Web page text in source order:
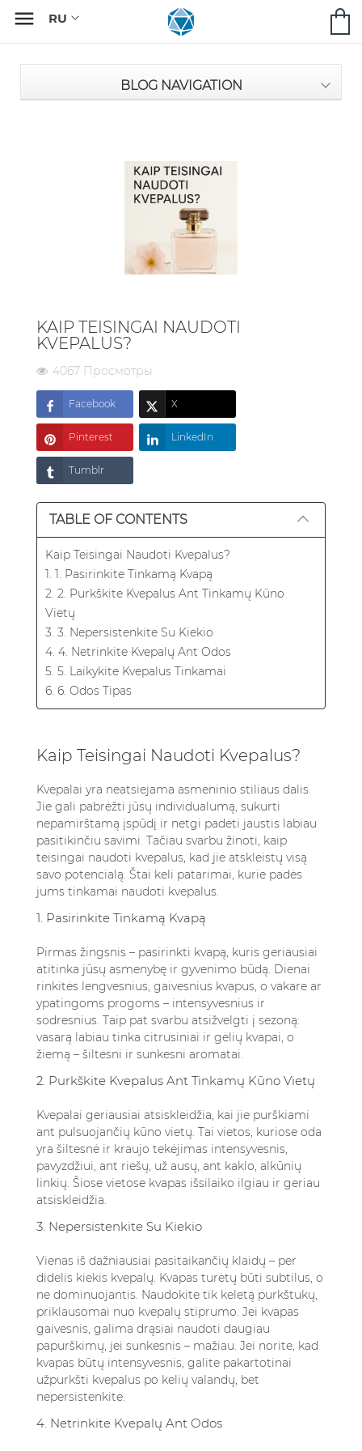

BLOG NAVIGATION
KAIP TEISINGAI NAUDOTI
KVEPALUS?
4067 Просмотры
Facebook X
Pinterest LinkedIn
Tumblr
TABLE OF CONTENTS
Kaip Teisingai Naudoti Kvepalus?
1. 1. Pasirinkite Tinkamą Kvapą
2. 2. Purkškite Kvepalus Ant Tinkamų Kūno
Vietų
3. 3. Nepersistenkite Su Kiekio
4. 4. Netrinkite Kvepalų Ant Odos
5. 5. Laikykite Kvepalus Tinkamai
6. 6. Odos Tipas
Kaip Teisingai Naudoti Kvepalus?
Kvepalai yra neatsiejama asmeninio stiliaus dalis.
Jie gali pabrėžti jūsų individualumą, sukurti
nepamirštamą įspūdį ir netgi padėti jaustis labiau
pasitikinčiu savimi. Tačiau svarbu žinoti, kaip
teisingai naudoti kvepalus, kad jie atskleistų visą
savo potencialą. Štai keli patarimai, kurie padės
jums tinkamai naudoti kvepalus.
1. Pasirinkite Tinkamą Kvapą
Pirmas žingsnis – pasirinkti kvapą, kuris geriausiai
atitinka jūsų asmenybę ir gyvenimo būdą. Dienai
rinkitės lengvesnius, gaivesnius kvapus, o vakare ar
ypatingoms progoms – intensyvesnius ir
sodresnius. Taip pat svarbu atsižvelgti į sezoną:
vasarą labiau tinka citrusiniai ir gėlių kvapai, o
žiemą – šiltesni ir sunkesni aromatai.
2. Purkškite Kvepalus Ant Tinkamų Kūno Vietų
Kvepalai geriausiai atsiskleidžia, kai jie purškiami
ant pulsuojančių kūno vietų. Tai vietos, kuriose oda
yra šiltesnė ir kraujo tekėjimas intensyvesnis,
pavyzdžiui, ant riešų, už ausų, ant kaklo, alkūnių
linkių. Šiose vietose kvapas išsilaiko ilgiau ir geriau
atsiskleidžia.
3. Nepersistenkite Su Kiekio
Vienas iš dažniausiai pasitaikančių klaidų – per
didelis kiekis kvepalų. Kvapas turėtų būti subtilus, o
ne dominuojantis. Naudokite tik keletą purkštukų,
priklausomai nuo kvepalų stiprumo. Jei kvapas
gaivesnis, galima drąsiai naudoti daugiau
papurškimų, jei sunkesnis – mažiau. Jei norite, kad
kvapas būtų intensyvesnis, galite pakartotinai
užpurkšti kvepalus po kelių valandų, bet
nepersistenkite.
4. Netrinkite Kvepalų Ant Odos